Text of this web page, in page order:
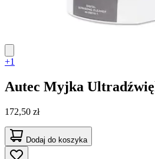
+1
Autec Myjka
172,50 zł
Dodaj do koszyka